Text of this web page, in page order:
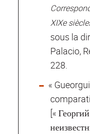
XIXe
sous la
Palacio,
228.
«
[«